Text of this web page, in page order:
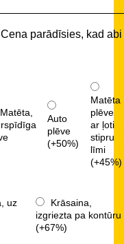
parādīsies, kad abi
Matēta,
Auto
plēve
(+50%)
Matēta
plēve
ar ļoti
stipru
līmi
(+45%)
uz
Krāsaina,
izgriezta pa kontūru
(+67%)